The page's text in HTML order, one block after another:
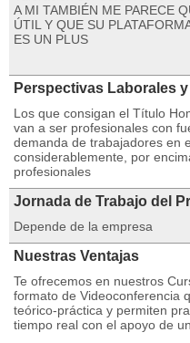
A MI TAMBIÉN ME PARECE
ÚTIL Y QUE SU
ES UN PLUS
Perspectivas Laborales
Los que consigan el Título
van a ser profesionales con
demanda de trabajadores en
considerablemente, por
profesionales
Jornada de Trabajo del
Depende de la empresa
Nuestras Ventajas
Te ofrecemos en nuestros
formato de Videoconferencia
teórico-práctica y permiten
tiempo real con el apoyo de